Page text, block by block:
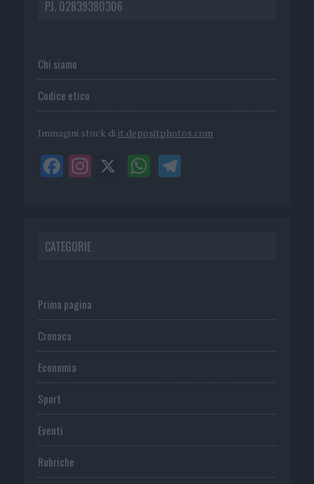
P.I. 02839380306
Chi siamo
Codice etico
Immagini stock di it.depositphotos.com
CATEGORIE
Prima pagina
Cronaca
Economia
Sport
Eventi
Rubriche